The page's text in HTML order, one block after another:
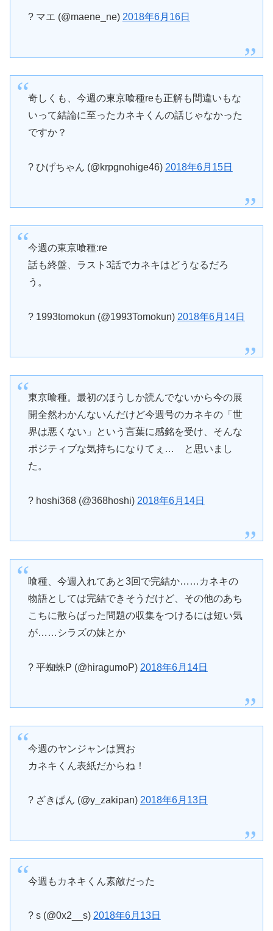
? マエ (@maene_ne) 2018年6月16日
奇しくも、今週の東京喰種reも正解も間違いもな
いって結論に至ったカネキくんの話じゃなかった
ですか？
? ひげちゃん (@krpgnohige46) 2018年6月15日
今週の東京喰種:re
話も終盤、ラスト3話でカネキはどうなるだろ
う。
? 1993tomokun (@1993Tomokun) 2018年6月14日
東京喰種。最初のほうしか読んでないから今の展
開全然わかんないんだけど今週号のカネキの「世
界は悪くない」という言葉に感銘を受け、そんな
ポジティブな気持ちになりてぇ… と思いまし
た。
? hoshi368 (@368hoshi) 2018年6月14日
喰種、今週入れてあと3回で完結か……カネキの
物語としては完結できそうだけど、その他のあち
こちに散らばった問題の収集をつけるには短い気
が……シラズの妹とか
? 平蜘蛛P (@hiragumoP) 2018年6月14日
今週のヤンジャンは買お
カネキくん表紙だからね！
? ざきぱん (@y_zakipan) 2018年6月13日
今週もカネキくん素敵だった
? s (@0x2__s) 2018年6月13日